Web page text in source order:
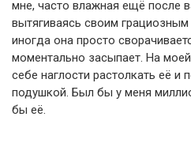
мне, часто влажная ещё после
вытягиваясь своим
иногда она просто
моментально засыпает. На
себе наглости растолкать её и
подушкой. Был бы у меня
бы её.